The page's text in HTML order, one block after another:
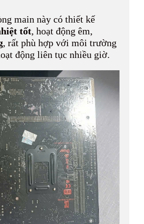
main này có thiết kế
tốt, hoạt động êm,
, rất phù hợp với môi trường
động liên tục nhiều giờ.